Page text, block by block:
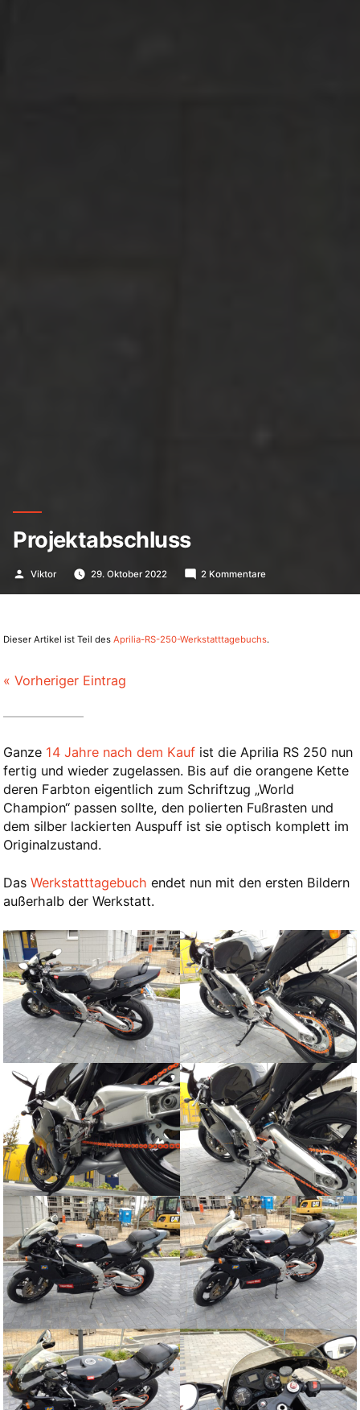
Projektabschluss
Veröffentlicht
Viktor 29. Oktober 2022 2 Kommentarezu
Dieser Artikel ist Teil des Aprilia-RS-250-Werkstatttagebuchs.
« Vorheriger Eintrag
Ganze 14 Jahre nach dem Kaufist die Aprilia RS 250 nun
fertig und wieder zugelassen. Bis auf die orangene Kette
deren Farbton eigentlich zum Schriftzug „World
Champion“ passen sollte, den polierten Fußrasten und
dem silber lackierten Auspuff ist sie optisch komplett im
Originalzustand.
Das Werkstatttagebuch endet nun mit den ersten Bildern
außerhalb der Werkstatt.